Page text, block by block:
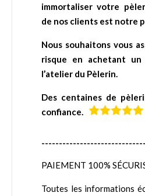
immortaliser votre
de nos clients est notre
Nous souhaitons vous
risque en achetant
l’atelier du Pèlerin.
Des centaines de
confiance.
PAIEMENT 100%
Toutes les informations